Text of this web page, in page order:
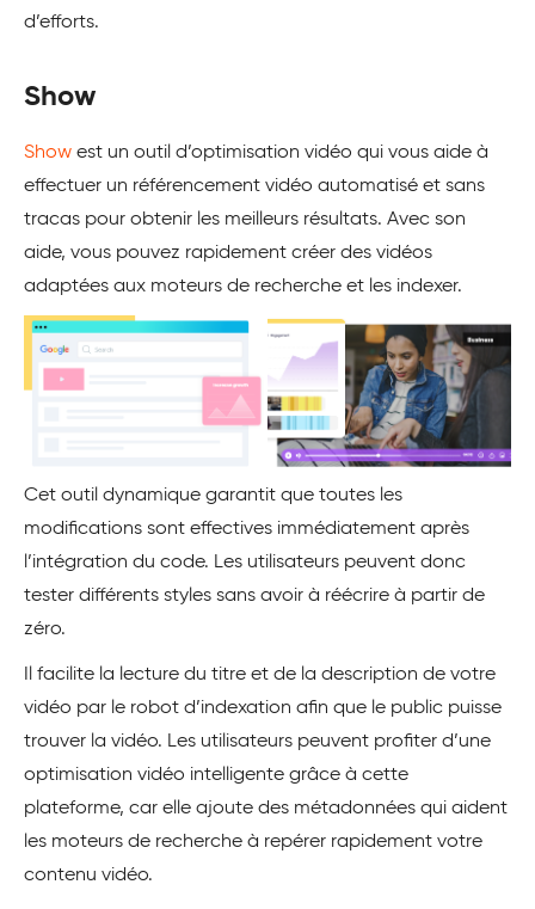
d’efforts.
Show
Show est un outil d’optimisation vidéo qui vous aide à
effectuer un référencement vidéo automatisé et sans
tracas pour obtenir les meilleurs résultats. Avec son
aide, vous pouvez rapidement créer des vidéos
adaptées aux moteurs de recherche et les indexer.
Cet outil dynamique garantit que toutes les
modifications sont effectives immédiatement après
l’intégration du code. Les utilisateurs peuvent donc
tester différents styles sans avoir à réécrire à partir de
zéro.
Il facilite la lecture du titre et de la description de votre
vidéo par le robot d’indexation afin que le public puisse
trouver la vidéo. Les utilisateurs peuvent profiter d’une
optimisation vidéo intelligente grâce à cette
plateforme, car elle ajoute des métadonnées qui aident
les moteurs de recherche à repérer rapidement votre
contenu vidéo.